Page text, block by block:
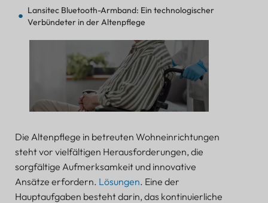
Lansitec Bluetooth-Armband: Ein technologischer
Verbündeter in der Altenpflege
Implementierung von Lansitec Bluetooth-
Armbändern im betreuten Wohnen
Erste Einschätzung und Planung der
Armbandbereitstellung
Schulung des Personals zu Armbandfunktionen und
Dateninterpretation
an Bewohner
Integration mit bestehenden
Gesundheitsüberwachungs- und Notfallprotokollen
Auswahl einer Lansitec-Lösung
Warum B-Mobile® die optimale Wahl ist
Die Altenpflege in betreuten Wohneinrichtungen
steht vor vielfältigen Herausforderungen, die
sorgfältige Aufmerksamkeit und innovative
Ansätze erfordern. Lösungen. Eine der
Hauptaufgaben besteht darin, das kontinuierliche